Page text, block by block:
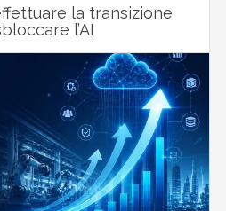
la transizione
l’AI